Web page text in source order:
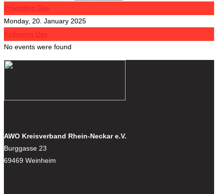
Preceding Day
Monday, 20. January 2025
Following Day
No events were found
AWO Kreisverband Rhein-Neckar e.V.
Burggasse 23
69469 Weinheim